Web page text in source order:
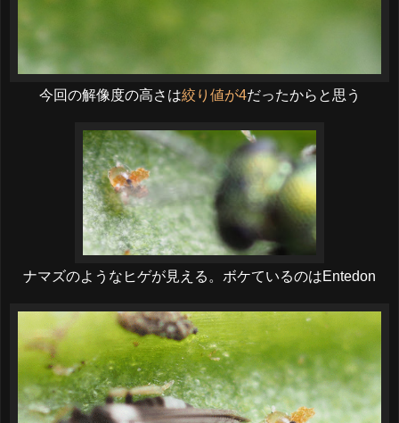
今回の解像度の高さは絞り値が4だったからと思う
ナマズのようなヒゲが見える。ボケているのはEntedon